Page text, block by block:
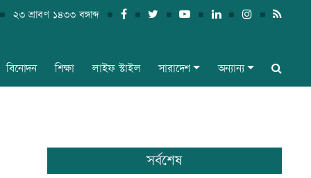
২৩ শ্রাবণ ১৪৩৩ বঙ্গাব্দ
বিনোদন শিক্ষা লাইফ স্টাইল সারাদেশ অন্যান্য
সর্বশেষ